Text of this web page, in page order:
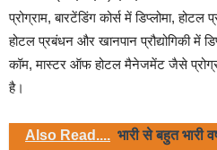
प्रोग्राम, बारटेंडिंग कोर्स में डिप्लोमा, होटल
होटल प्रबंधन और खानपान प्रौद्योगिकी में
कॉम, मास्टर ऑफ होटल मैनेजमेंट जैसे
है।
Also Read.... भारी से बहुत भारी